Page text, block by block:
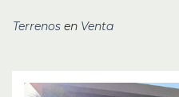
Terrenos en Venta